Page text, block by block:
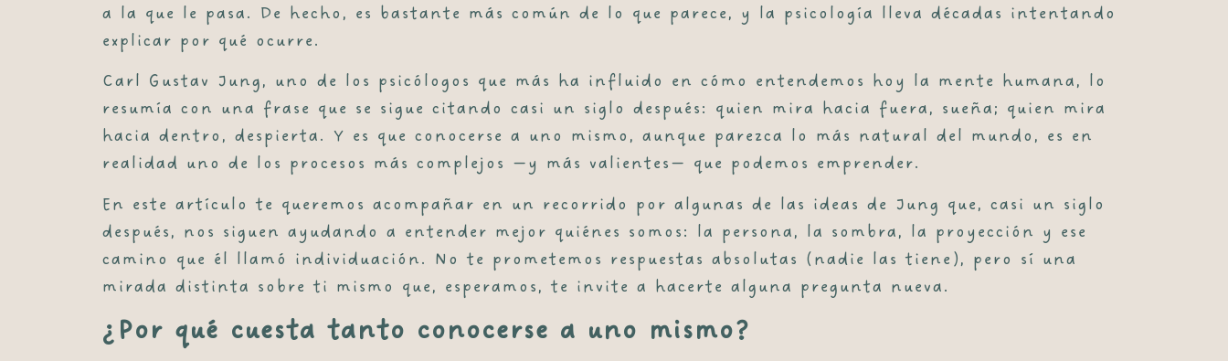
a la que le pasa. De hecho, es bastante más común de lo que parece, y la psicología lleva décadas intentando
explicar por qué ocurre.
Carl Gustav Jung, uno de los psicólogos que más ha influido en cómo entendemos hoy la mente humana, lo
resumía con una frase que se sigue citando casi un siglo después: quien mira hacia fuera, sueña; quien mira
hacia dentro, despierta. Y es que conocerse a uno mismo, aunque parezca lo más natural del mundo, es en
realidad uno de los procesos más complejos —y más valientes— que podemos emprender.
En este artículo te queremos acompañar en un recorrido por algunas de las ideas de Jung que, casi un siglo
después, nos siguen ayudando a entender mejor quiénes somos: la persona, la sombra, la proyección y ese
camino que él llamó individuación. No te prometemos respuestas absolutas (nadie las tiene), pero sí una
mirada distinta sobre ti mismo que, esperamos, te invite a hacerte alguna pregunta nueva.
¿Por qué cuesta tanto conocerse a uno mismo?